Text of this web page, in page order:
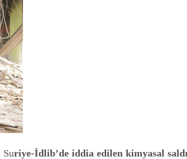
Suriye-İdlib’de iddia edilen kimyasal